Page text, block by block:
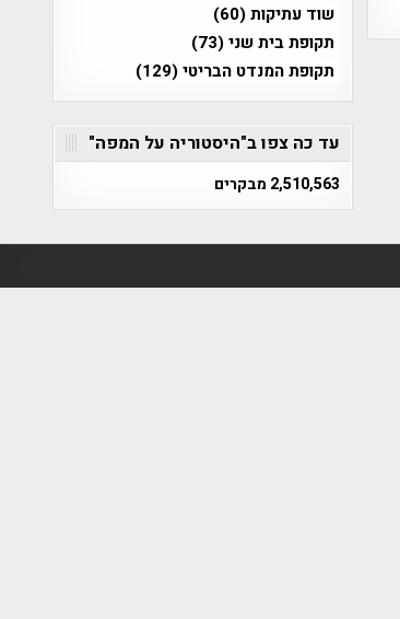
שוד עתיקות(60)
תקופת בית שני(73)
תקופת המנדט הבריטי(129)
עד כה צפו ב"היסטוריה על המפה"
2,510,563 מבקרים